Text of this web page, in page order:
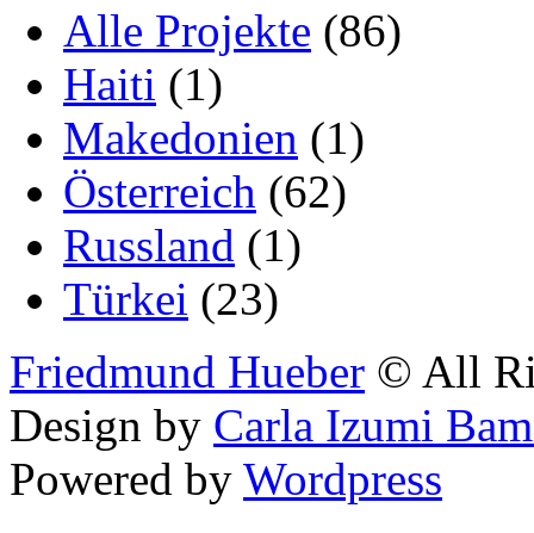
Alle Projekte (86)
Haiti (1)
Makedonien (1)
Österreich (62)
Russland (1)
Türkei (23)
Friedmund Hueber © All
Design by Carla Izumi
Powered by Wordpress